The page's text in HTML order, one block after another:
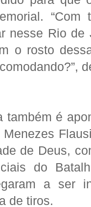
nesse Rio
o rosto
também é
de Deus,
do
a ser
de tiros.